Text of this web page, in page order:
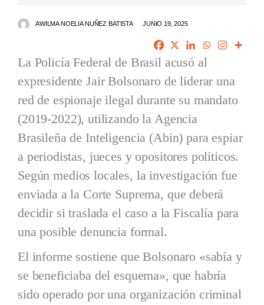
AWILMA NOELIA NUÑEZ BATISTA JUNIO 19, 2025
La Policía Federal de Brasil acusó al
expresidente Jair Bolsonaro de liderar una
red de espionaje ilegal durante su mandato
(2019-2022), utilizando la Agencia
Brasileña de Inteligencia (Abin) para espiar
a periodistas, jueces y opositores políticos.
Según medios locales, la investigación fue
enviada a la Corte Suprema, que deberá
decidir si traslada el caso a la Fiscalía para
una posible denuncia formal.
El informe sostiene que Bolsonaro «sabía y
se beneficiaba del esquema», que habría
sido operado por una organización criminal